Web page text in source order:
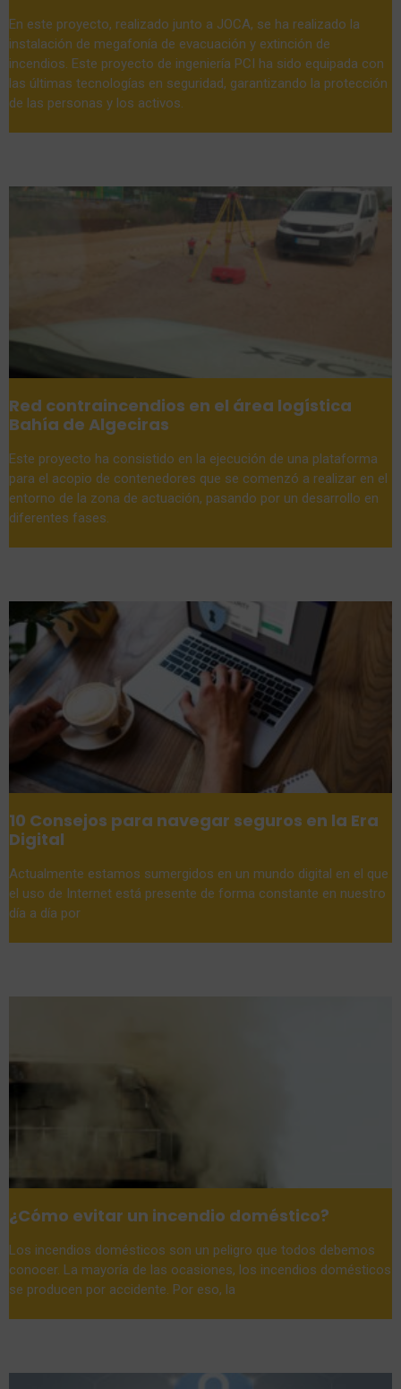
En este proyecto, realizado junto a JOCA, se ha realizado la
instalación de megafonía de evacuación y extinción de
incendios. Este proyecto de ingeniería PCI ha sido equipada con
las últimas tecnologías en seguridad, garantizando la protección
de las personas y los activos.
Red contraincendios en el área logística
Bahía de Algeciras
Este proyecto ha consistido en la ejecución de una plataforma
para el acopio de contenedores que se comenzó a realizar en el
entorno de la zona de actuación, pasando por un desarrollo en
diferentes fases.
10 Consejos para navegar seguros en la Era
Digital
Actualmente estamos sumergidos en un mundo digital en el que
el uso de Internet está presente de forma constante en nuestro
día a día por
¿Cómo evitar un incendio doméstico?
Los incendios domésticos son un peligro que todos debemos
conocer. La mayoría de las ocasiones, los incendios domésticos
se producen por accidente. Por eso, la